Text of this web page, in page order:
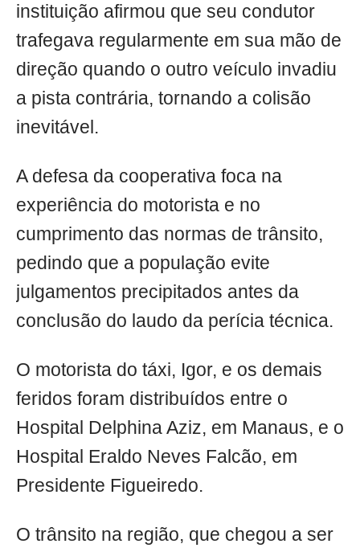
instituição afirmou que seu condutor
trafegava regularmente em sua mão de
direção quando o outro veículo invadiu
a pista contrária, tornando a colisão
inevitável.
A defesa da cooperativa foca na
experiência do motorista e no
cumprimento das normas de trânsito,
pedindo que a população evite
julgamentos precipitados antes da
conclusão do laudo da perícia técnica.
O motorista do táxi, Igor, e os demais
feridos foram distribuídos entre o
Hospital Delphina Aziz, em Manaus, e o
Hospital Eraldo Neves Falcão, em
Presidente Figueiredo.
O trânsito na região, que chegou a ser